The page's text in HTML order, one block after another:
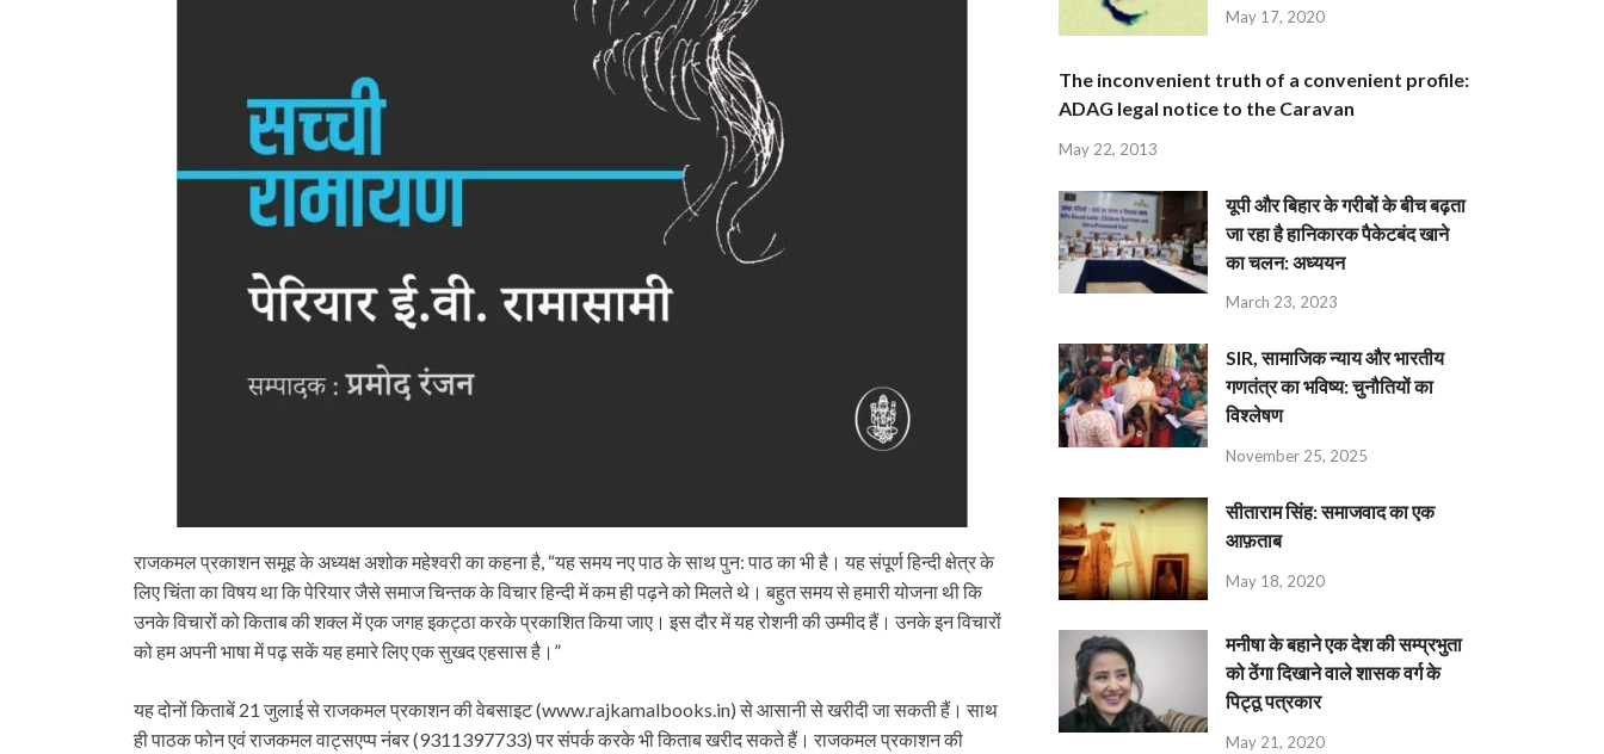
राजकमल प्रकाशन समूह के अध्यक्ष अशोक महेश्वरी का कहना है, “यह समय नए पाठ के साथ पुन: पाठ का भी है। यह संपूर्ण हिन्दी क्षेत्र के
लिए चिंता का विषय था कि पेरियार जैसे समाज चिन्तक के विचार हिन्दी में कम ही पढ़ने को मिलते थे। बहुत समय से हमारी योजना थी कि
उनके विचारों को किताब की शक्ल में एक जगह इकट्ठा करके प्रकाशित किया जाए। इस दौर में यह रोशनी की उम्मीद हैं। उनके इन विचारों
को हम अपनी भाषा में पढ़ सकें यह हमारे लिए एक सुखद एहसास है।”
यह दोनों किताबें 21 जुलाई से राजकमल प्रकाशन की वेबसाइट (www.rajkamalbooks.in) से आसानी से खरीदी जा सकती हैं। साथ
ही पाठक फोन एवं राजकमल वाट्सएप्प नंबर (9311397733) पर संपर्क करके भी किताब खरीद सकते हैं। राजकमल प्रकाशन की
May 17, 2020
The inconvenient truth of a convenient profile:
ADAG legal notice to the Caravan
May 22, 2013
यूपी और बिहार के गरीबों के बीच बढ़ता
जा रहा है हानिकारक पैकेटबंद खाने
का चलन: अध्ययन
March 23, 2023
SIR, सामाजिक न्याय और भारतीय
गणतंत्र का भविष्य: चुनौतियों का
विश्लेषण
November 25, 2025
सीताराम सिंह: समाजवाद का एक
आफ़ताब
May 18, 2020
मनीषा के बहाने एक देश की सम्प्रभुता
को ठेंगा दिखाने वाले शासक वर्ग के
पिट्ठू पत्रकार
May 21, 2020